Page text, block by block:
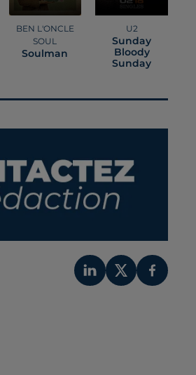
BEN L'ONCLE
SOUL
Soulman
U2
Sunday
Bloody
Sunday